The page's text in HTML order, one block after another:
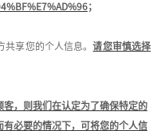
；
共享您的个人信息 。请您审慎选择
，则我们在认定为了确保特定的
必要的情况下，可将您的个人信